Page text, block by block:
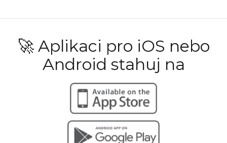
🚀 Aplikaci pro iOS nebo
Android stahuj na